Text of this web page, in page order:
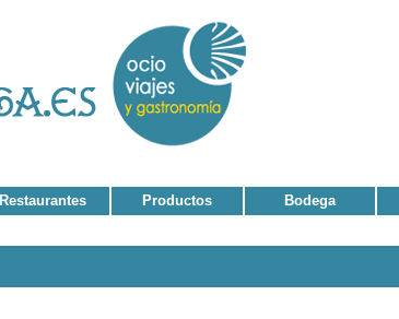
Restaurantes Productos Bodega